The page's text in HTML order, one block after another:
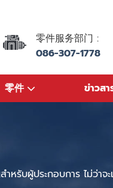
零件服务部门 :
086-307-1778
零件 ข่าวส
สำหรับผู้ประกอบการไม่ว่าจ